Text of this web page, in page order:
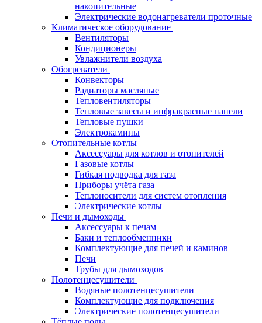
накопительные
Электрические водонагреватели проточные
Климатическое оборудование
Вентиляторы
Кондиционеры
Увлажнители воздуха
Обогреватели
Конвекторы
Радиаторы масляные
Тепловентиляторы
Тепловые завесы и инфракрасные панели
Тепловые пушки
Электрокамины
Отопительные котлы
Аксессуары для котлов и отопителей
Газовые котлы
Гибкая подводка для газа
Приборы учёта газа
Теплоносители для систем отопления
Электрические котлы
Печи и дымоходы
Аксессуары к печам
Баки и теплообменники
Комплектующие для печей и каминов
Печи
Трубы для дымоходов
Полотенцесушители
Водяные полотенцесушители
Комплектующие для подключения
Электрические полотенцесушители